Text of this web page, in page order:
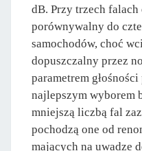
dB. Przy trzech falach
porównywalny do
samochodów, choć
dopuszczalny przez
parametrem
najlepszym wyborem
mniejszą liczbą fal
pochodzą one od
mających na uwadze